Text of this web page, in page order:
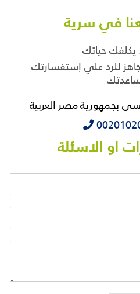
في سرية
حياتك
للرد علي إستفسارتك
بجمهورية مصر العربية
او الاسئلة